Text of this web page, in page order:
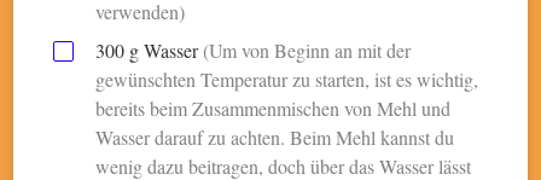
verwenden)
300 gWasser(Um von Beginn an mit der
gewünschten Temperatur zu starten, ist es wichtig,
bereits beim Zusammenmischen von Mehl und
Wasser darauf zu achten. Beim Mehl kannst du
wenig dazu beitragen, doch über das Wasser lässt